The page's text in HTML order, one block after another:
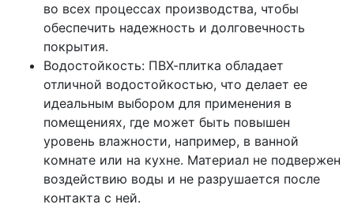
во всех процессах производства, чтобы
обеспечить надежность и долговечность
покрытия.
Водостойкость: ПВХ-плитка обладает
отличной водостойкостью, что делает ее
идеальным выбором для применения в
помещениях, где может быть повышен
уровень влажности, например, в ванной
комнате или на кухне. Материал не подвержен
воздействию воды и не разрушается после
контакта с ней.